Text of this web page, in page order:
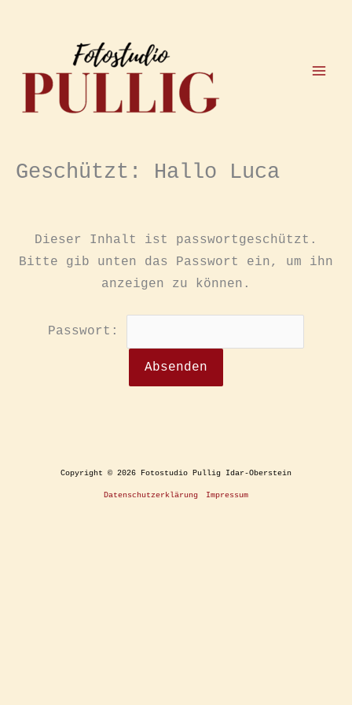
Geschützt: Hallo Luca
Dieser Inhalt ist passwortgeschützt.
Bitte gib unten das Passwort ein, um ihn
anzeigen zu können.
Passwort:
Copyright © 2026 Fotostudio Pullig Idar-Oberstein
Datenschutzerklärung Impressum